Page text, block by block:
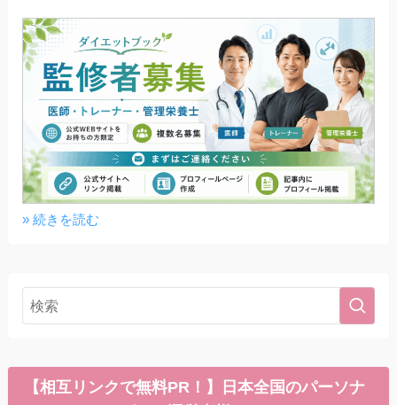
» 続きを読む
【相互リンクで無料PR！】日本全国のパーソナ